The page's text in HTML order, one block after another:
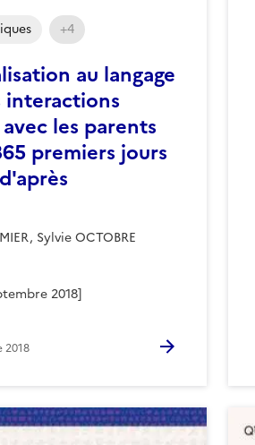
au langage
interactions
les parents
premiers jours
Sylvie OCTOBRE
2018]
+4
2018